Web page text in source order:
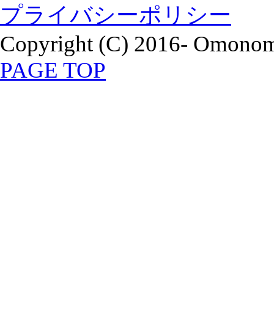
プライバシーポリシー
Copyright (C) 2016-
PAGE TOP